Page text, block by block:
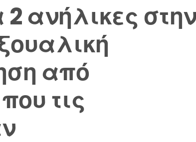
ανήλικες στην
από
τις